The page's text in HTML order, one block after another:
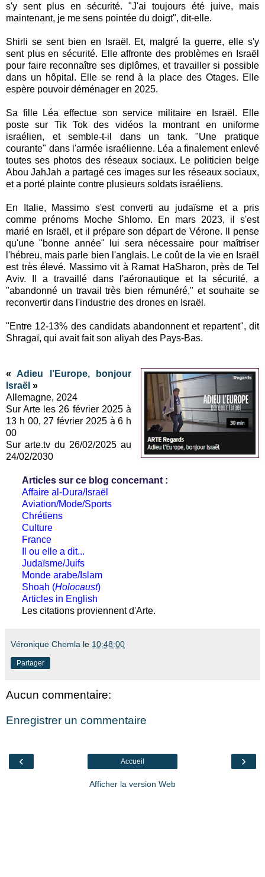
s'y sent plus en sécurité. "J'ai toujours été juive, mais
maintenant, je me sens pointée du doigt", dit-elle.
Shirli se sent bien en Israël. Et, malgré la guerre, elle s'y
sent plus en sécurité. Elle affronte des problèmes en Israël
pour faire reconnaître ses diplômes, et travailler si possible
dans un hôpital. Elle se rend à la place des Otages. Elle
espère pouvoir déménager en 2025.
Sa fille Léa effectue son service militaire en Israël. Elle
poste sur Tik Tok des vidéos la montrant en uniforme
israélien, et semble-t-il dans un tank. "Une pratique
courante" dans l'armée israélienne. Léa a finalement enlevé
toutes ses photos des réseaux sociaux. Le politicien belge
Abou JahJah a partagé ces images sur les réseaux sociaux,
et a porté plainte contre plusieurs soldats israéliens.
En Italie, Massimo s'est converti au judaïsme et a pris
comme prénoms Moche Shlomo. En mars 2023, il s'est
marié en Israël, et il prépare son départ de Vérone. Il pense
qu'une "bonne année" lui sera nécessaire pour maîtriser
l'hébreu, mais parle bien l'anglais. Le coût de la vie en Israël
est très élevé. Massimo vit à Ramat HaSharon, près de Tel
Aviv. Il a travaillé dans l'aéronautique et la sécurité, a
"abandonné un travail très bien rémunéré," et souhaite se
reconvertir dans l'industrie des drones en Israël.
"Entre 12-13% des candidats abandonnent et repartent", dit
Shragaï, qui avait fait son aliyah des Pays-Bas.
«Adieu l’Europe, bonjour
Israël »
Allemagne, 2024
Sur Arte les 26 février 2025 à
13 h 00, 27 février 2025 à 6 h
00
Sur arte.tv du 26/02/2025 au
24/02/2030
Articles sur ce blog concernant :
Affaire al-Dura/Israël
Aviation/Mode/Sports
Chrétiens
Culture
France
Il ou elle a dit...
Judaïsme/Juifs
Monde arabe/Islam
Shoah (Holocaust)
Articles in English
Les citations proviennent d'Arte.
Véronique Chemla le 10:48:00
Partager
Aucun commentaire:
Enregistrer un commentaire
‹ ›
Accueil
Afficher la version Web